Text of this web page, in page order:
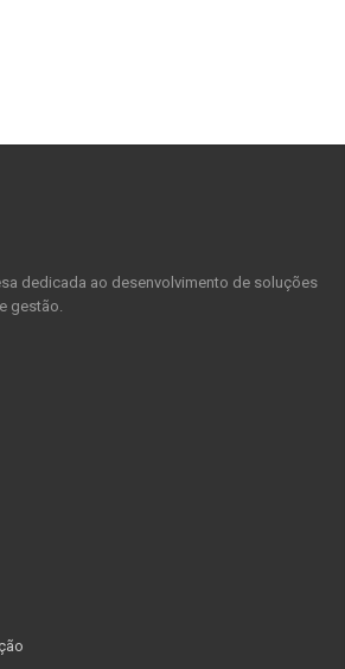
dedicada ao desenvolvimento de soluções
gestão.